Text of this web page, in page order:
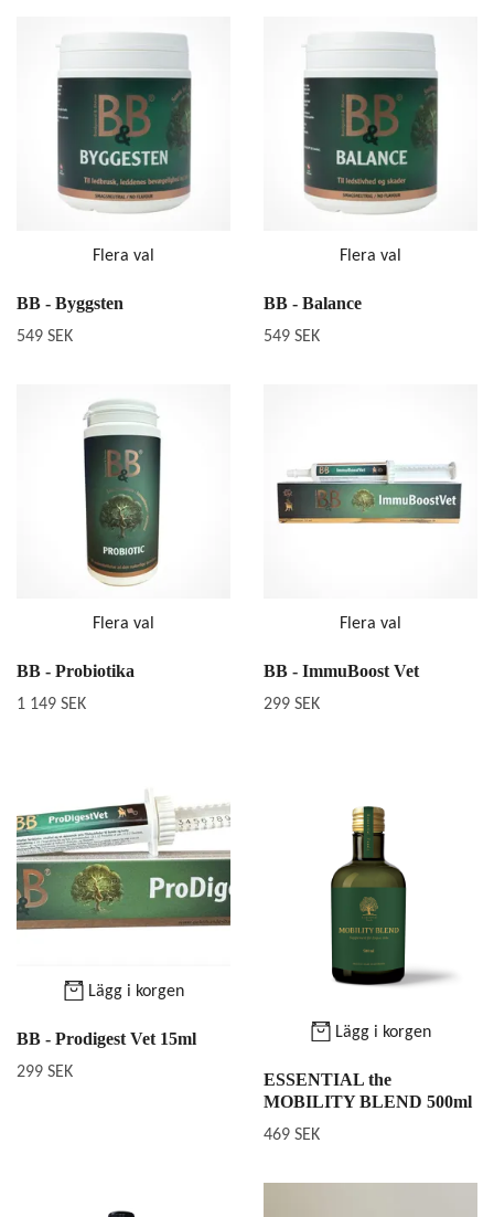
Flera val
BB - Byggsten
549 SEK
Flera val
BB - Balance
549 SEK
Flera val
BB - Probiotika
1 149 SEK
Flera val
BB - ImmuBoost Vet
299 SEK
Lägg i korgen
BB - Prodigest Vet 15ml
299 SEK
Lägg i korgen
ESSENTIAL the
MOBILITY BLEND 500ml
469 SEK